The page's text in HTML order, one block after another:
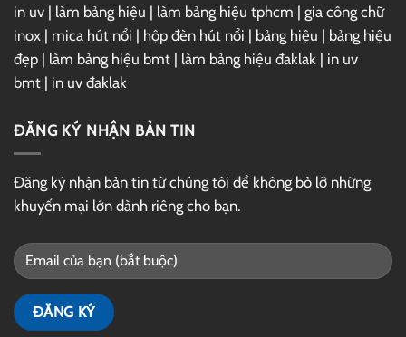
in uv | làm bảng hiệu | làm bảng hiệu tphcm | gia công chữ
inox | mica hút nổi | hộp đèn hút nổi | bảng hiệu | bảng hiệu
đẹp | làm bảng hiệu bmt | làm bảng hiệu đaklak | in uv
bmt | in uv đaklak
ĐĂNG KÝ NHẬN BẢN TIN
Đăng ký nhận bản tin từ chúng tôi để không bỏ lỡ những
khuyến mại lớn dành riêng cho bạn.